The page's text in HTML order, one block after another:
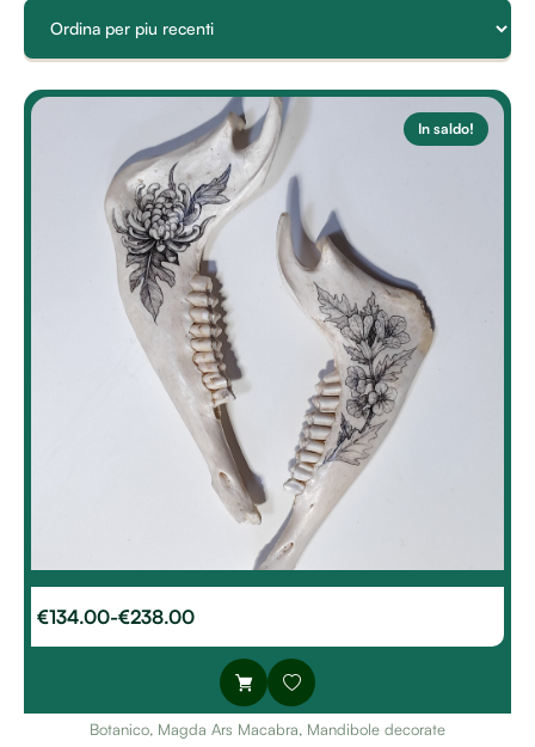
In saldo!
€134.00-€238.00
Botanico, Magda Ars Macabra, Mandibole decorate